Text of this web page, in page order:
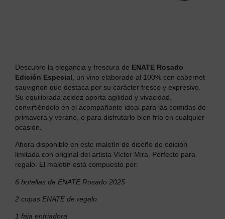
Descubre la elegancia y frescura de ENATE Rosado
Edición Especial , un vino elaborado al 100% con cabernet
sauvignon que destaca por su carácter fresco y expresivo.
Su equilibrada acidez aporta agilidad y vivacidad,
convirtiéndolo en el acompañante ideal para las comidas de
primavera y verano, o para disfrutarlo bien frío en cualquier
ocasión.
Ahora disponible en este maletín de diseño de edición
limitada con original del artista Víctor Mira. Perfecto para
regalo. El maletín está compuesto por:
6 botellas de ENATE Rosado 2025
2 copas ENATE de regalo
1 faja enfriadora